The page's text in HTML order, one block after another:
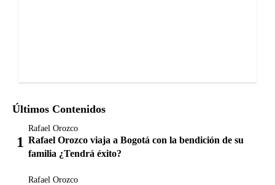
Últimos Contenidos
Rafael Orozco
Rafael Orozco viaja a Bogotá con la bendición de su
familia ¿Tendrá éxito?
Rafael Orozco